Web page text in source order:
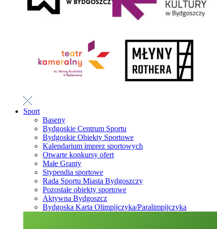
Sport
Baseny
Bydgoskie Centrum Sportu
Bydgoskie Obiekty Sportowe
Kalendarium imprez sportowych
Otwarte konkursy ofert
Małe Granty
Stypendia sportowe
Rada Sportu Miasta Bydgoszczy
Pozostałe obiekty sportowe
Aktywna Bydgoszcz
Bydgoska Karta Olimpijczyka/Paralimpijczyka